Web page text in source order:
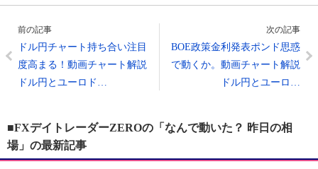
前の記事
ドル円チャート持ち合い注目
度高まる！動画チャート解説
ドル円とユーロド…
次の記事
BOE政策金利発表ポンド思惑
で動くか。動画チャート解説
ドル円とユーロ…
■FXデイトレーダーZEROの「なんで動いた？ 昨日の相
場」の最新記事